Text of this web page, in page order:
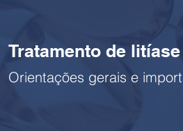
Tratamento de
Orientações gerais e